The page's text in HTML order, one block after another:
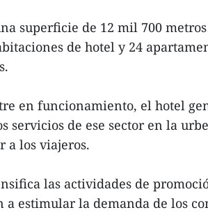
superficie de 12 mil 700 metros
de hotel y 24
en funcionamiento, el hotel
servicios de ese sector en la
a los viajeros.
las actividades de
estimular la demanda de los